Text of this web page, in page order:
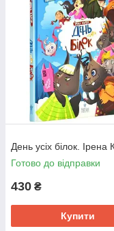
День усіх білок. Ірена
Готово до відправки
430 ₴
Купити